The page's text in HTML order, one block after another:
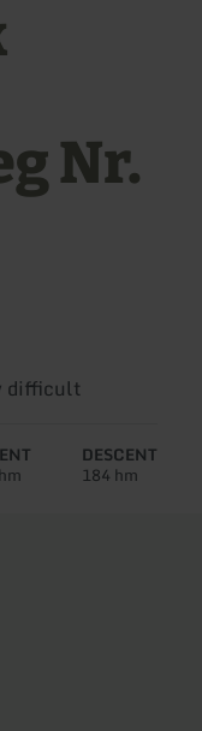
Nr.
difficult
DESCENT
184 hm